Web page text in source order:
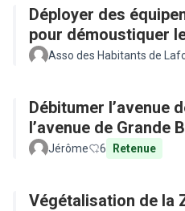
Déployer des
pour démoustiquer
Asso des Habitants de
Débitumer l’avenue
l’avenue de Grande
Jérôme 6 Retenue
Végétalisation de la